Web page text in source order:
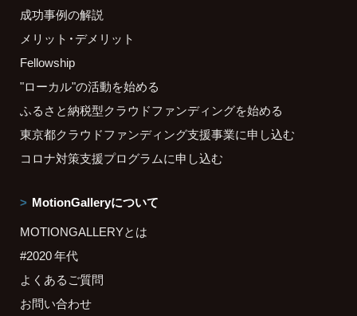
成功事例の解説
メリット・デメリット
Fellowship
"ローカル"の活動を始める
ふるさと納税型クラウドファンディングを始める
東京都クラウドファンディング支援事業に申し込む
コロナ対策支援プログラムに申し込む
MotionGalleryについて
MOTIONGALLERYとは
#2020 年代
よくあるご質問
お問い合わせ